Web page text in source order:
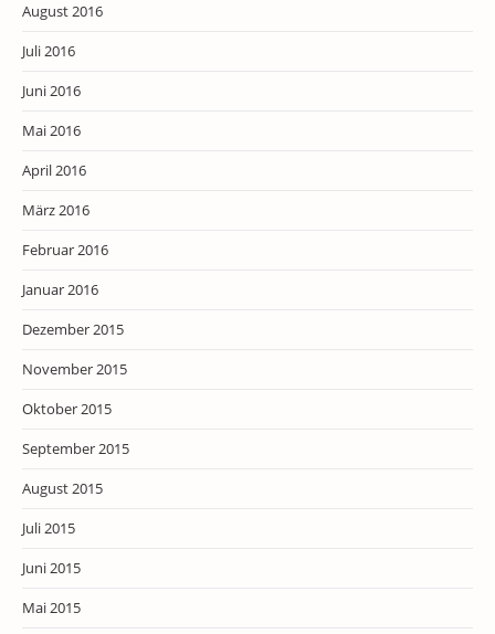
August 2016
Juli 2016
Juni 2016
Mai 2016
April 2016
März 2016
Februar 2016
Januar 2016
Dezember 2015
November 2015
Oktober 2015
September 2015
August 2015
Juli 2015
Juni 2015
Mai 2015